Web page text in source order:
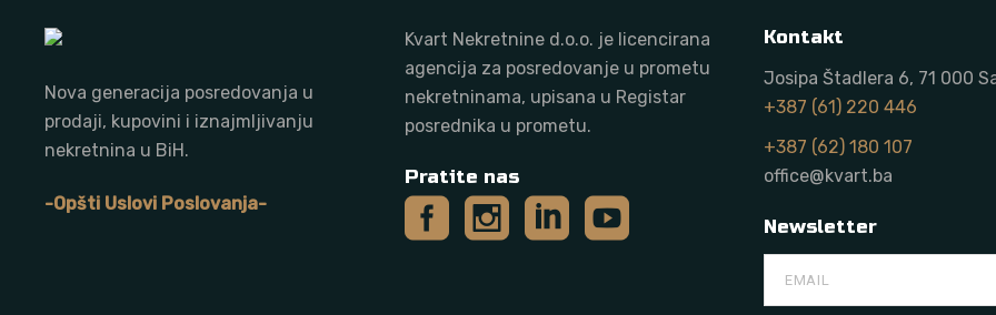
Nova generacija posredovanja u
prodaji, kupovini i iznajmljivanju
nekretnina u BiH.
-Opšti Uslovi Poslovanja-
Kvart Nekretnine d.o.o. je licencirana
agencija za posredovanje u prometu
nekretninama, upisana u Registar
posrednika u prometu.
Pratite nas
Kontakt
Josipa Štadlera 6, 71 000
+387 (61) 220 446
+387 (62) 180 107
office@kvart.ba
Newsletter